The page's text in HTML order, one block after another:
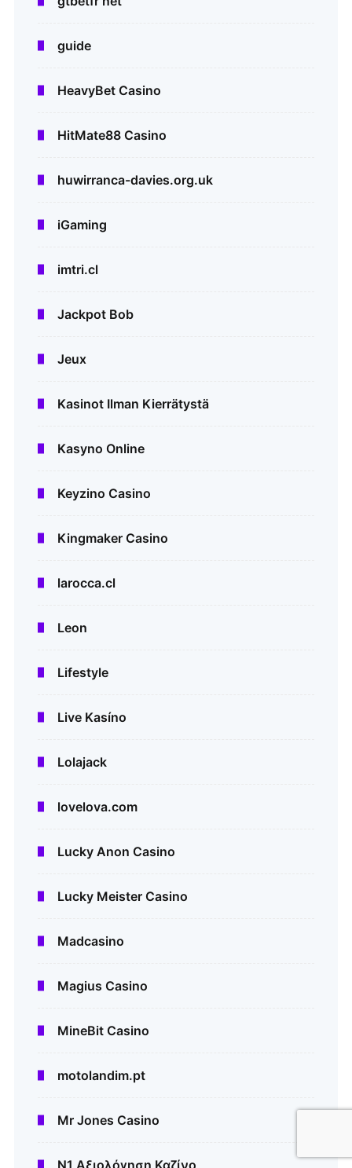
guide
HeavyBet Casino
HitMate88 Casino
huwirranca-davies.org.uk
iGaming
imtri.cl
Jackpot Bob
Jeux
Kasinot Ilman Kierrätystä
Kasyno Online
Keyzino Casino
Kingmaker Casino
larocca.cl
Leon
Lifestyle
Live Kasíno
Lolajack
lovelova.com
Lucky Anon Casino
Lucky Meister Casino
Madcasino
Magius Casino
MineBit Casino
motolandim.pt
Mr Jones Casino
N1 Αξιολόγηση Καζίνο